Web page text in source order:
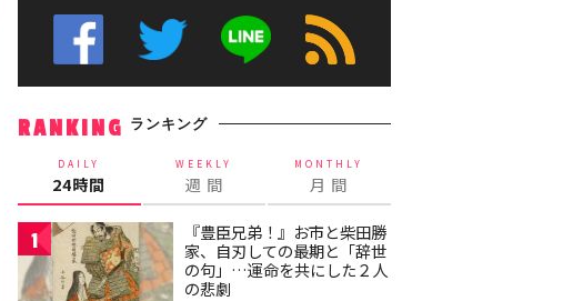
RANKING ランキング
DAILY
24時間
WEEKLY
週 間
MONTHLY
月 間
1
『豊臣兄弟！』お市と柴田勝
家、自刃しての最期と「辞世
の句」…運命を共にした２人
の悲劇